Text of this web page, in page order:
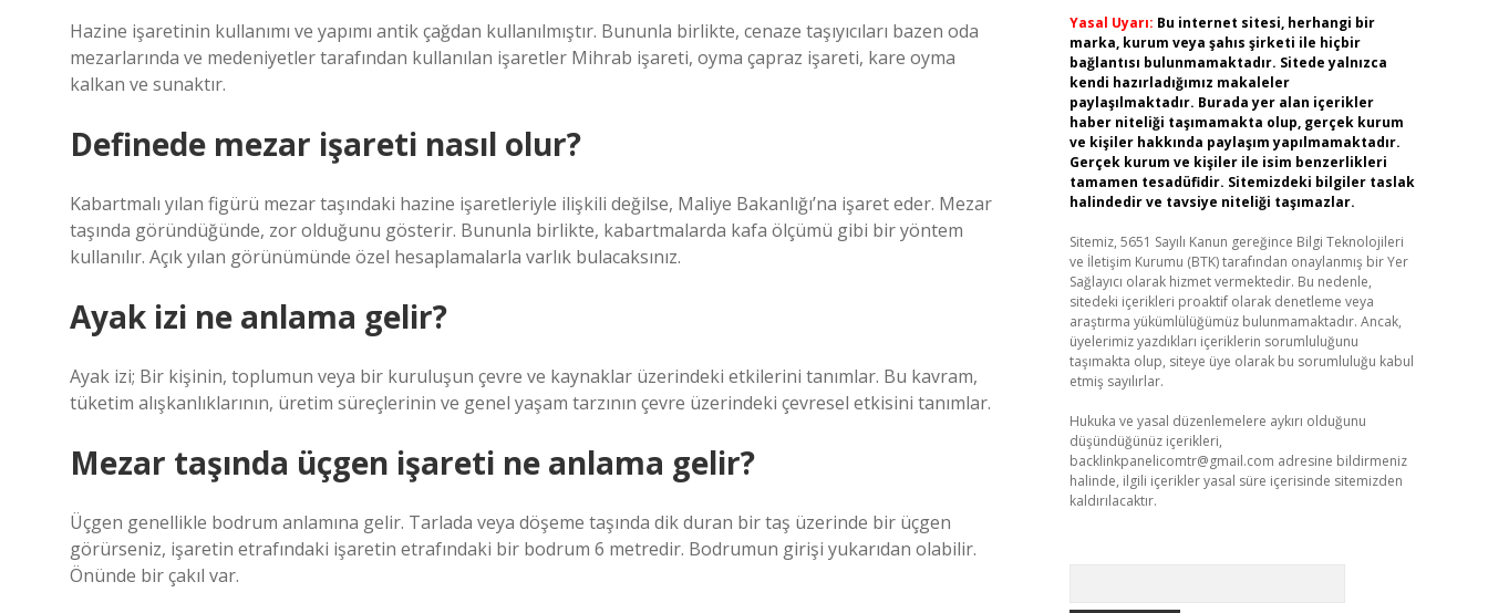
Hazine işaretinin kullanımı ve yapımı antik çağdan kullanılmıştır. Bununla birlikte, cenaze taşıyıcıları bazen oda
mezarlarında ve medeniyetler tarafından kullanılan işaretler Mihrab işareti, oyma çapraz işareti, kare oyma
kalkan ve sunaktır.
Definede mezar işareti nasıl olur?
Kabartmalı yılan figürü mezar taşındaki hazine işaretleriyle ilişkili değilse, Maliye Bakanlığı’na işaret eder. Mezar
taşında göründüğünde, zor olduğunu gösterir. Bununla birlikte, kabartmalarda kafa ölçümü gibi bir yöntem
kullanılır. Açık yılan görünümünde özel hesaplamalarla varlık bulacaksınız.
Ayak izi ne anlama gelir?
Ayak izi; Bir kişinin, toplumun veya bir kuruluşun çevre ve kaynaklar üzerindeki etkilerini tanımlar. Bu kavram,
tüketim alışkanlıklarının, üretim süreçlerinin ve genel yaşam tarzının çevre üzerindeki çevresel etkisini tanımlar.
Mezar taşında üçgen işareti ne anlama gelir?
Üçgen genellikle bodrum anlamına gelir. Tarlada veya döşeme taşında dik duran bir taş üzerinde bir üçgen
görürseniz, işaretin etrafındaki işaretin etrafındaki bir bodrum 6 metredir. Bodrumun girişi yukarıdan olabilir.
Önünde bir çakıl var.
Yasal Uyarı: Bu internet sitesi, herhangi bir
marka, kurum veya şahıs şirketi ile hiçbir
bağlantısı bulunmamaktadır. Sitede yalnızca
kendi hazırladığımız makaleler
paylaşılmaktadır. Burada yer alan içerikler
haber niteliği taşımamakta olup, gerçek kurum
ve kişiler hakkında paylaşım yapılmamaktadır.
Gerçek kurum ve kişiler ile isim benzerlikleri
tamamen tesadüfidir. Sitemizdeki bilgiler taslak
halindedir ve tavsiye niteliği taşımazlar.
Sitemiz, 5651 Sayılı Kanun gereğince Bilgi Teknolojileri
ve İletişim Kurumu (BTK) tarafından onaylanmış bir Yer
Sağlayıcı olarak hizmet vermektedir. Bu nedenle,
sitedeki içerikleri proaktif olarak denetleme veya
araştırma yükümlülüğümüz bulunmamaktadır. Ancak,
üyelerimiz yazdıkları içeriklerin sorumluluğunu
taşımakta olup, siteye üye olarak bu sorumluluğu kabul
etmiş sayılırlar.
Hukuka ve yasal düzenlemelere aykırı olduğunu
düşündüğünüz içerikleri,
backlinkpanelicomtr@gmail.com adresine bildirmeniz
halinde, ilgili içerikler yasal süre içerisinde sitemizden
kaldırılacaktır.